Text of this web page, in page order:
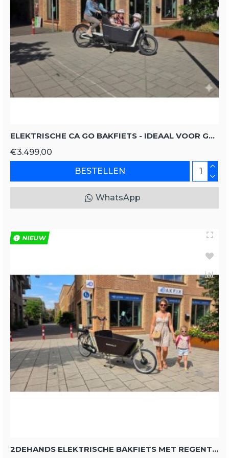
ELEKTRISCHE CA GO BAKFIETS - IDEAAL VOOR GEZIN EN GOEDEREN
€3.499,00
BESTELLEN
WhatsApp
NIEUW
2DEHANDS ELEKTRISCHE BAKFIETS MET REGENTENT